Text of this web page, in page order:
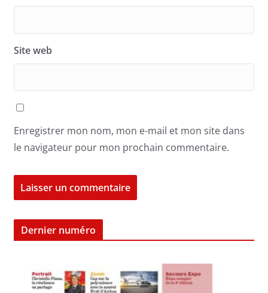
Site web
Enregistrer mon nom, mon e-mail et mon site dans
le navigateur pour mon prochain commentaire.
Dernier numéro